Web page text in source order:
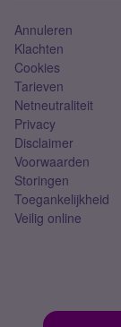
Annuleren
Klachten
Cookies
Tarieven
Netneutraliteit
Privacy
Disclaimer
Voorwaarden
Storingen
Toegankelijkheid
Veilig online